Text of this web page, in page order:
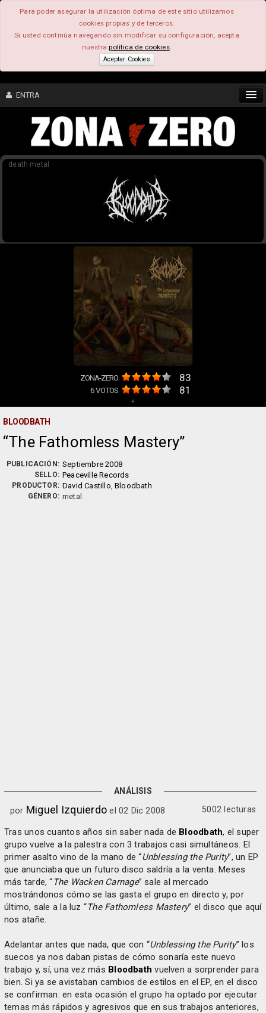
Para poder asegurar la utilización óptima de este sitio utilizamos
cookies propias y de terceros.
Si usted continúa navegando sin modificar su configuración, acepta
nuestrapolítica de cookies.
Aceptar Cookies
ENTRA
CONTENIDO
death metal
ZONA-ZERO 83
6VOTOS 81
+
BLOODBATH
The Fathomless Mastery
PUBLICACIÓN: Septiembre 2008
SELLO: Peaceville Records
PRODUCTOR: David Castillo,Bloodbath
GÉNERO: metal
ANÁLISIS
por Miguel Izquierdo el 02 Dic 2008 5002 lecturas
Tras unos cuantos años sin saber nada de Bloodbath, el super
grupo vuelve a la palestra con 3 trabajos casi simultáneos. El
primer asalto vino de la mano de “Unblessing the Purity”, un EP
que anunciaba que un futuro disco saldría a la venta. Meses
más tarde, “ The Wacken Carnage” sale al mercado
mostrándonos cómo se las gasta el grupo en directo y, por
último, sale a la luz “The Fathomless Mastery” el disco que aquí
nos atañe.
Adelantar antes que nada, que con “Unblessing the Purity” los
suecos ya nos daban pistas de cómo sonaría este nuevo
trabajo y, sí, una vez más Bloodbath vuelven a sorprender para
bien. Si ya se avistaban cambios de estilos en el EP, en el disco
se confirman: en esta ocasión el grupo ha optado por ejecutar
temas más rápidos y agresivos que en sus trabajos anteriores,